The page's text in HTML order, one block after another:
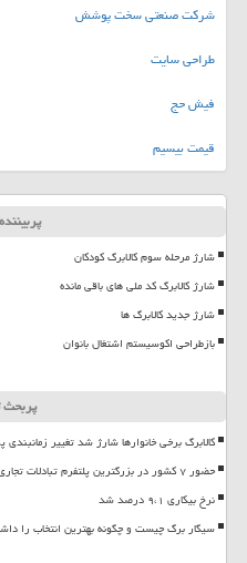
شرکت صنعتی سخت پوشش
طراحی سایت
فیش حج
قیمت بیسیم
شارژ مرحله سوم کالابرگ کودکان
شارژ کالابرگ کد ملی های باقی مانده
شارژ جدید کالابرگ ها
بازطراحی اکوسیستم اشتغال بانوان
پربحث
کالابرگ برخی خانوارها شارژ شد تغییر
حضور ۷ کشور در بزرگترین پلتفرم تبادلات تجاری حوزه ساخت وساز
نرخ بیکاری ۹،۱ درصد شد
سیگار برگ چیست و چگونه بهترین انتخاب را